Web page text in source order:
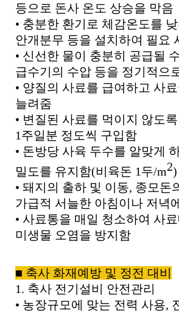
등으로 돈사 온도 상승을 막음
• 충분한 환기로 체감온도를 낮
안개분무 등을 설치하여 필요
• 신선한 물이 충분히 공급될
급수기의 수압 등을 정기적으
• 양질의 사료를 급여하고 사
늘려줌
• 변질된 사료를 먹이지 않도
1주일분 정도씩 구입함
• 돈방당 사육 두수를 알맞게
밀도를 유지함(비육돈 1두/m2)
• 돼지의 출하 및 이동, 종모돈
가급적 서늘한 아침이나 저녁
• 사료통을 매일 청소하여 사
미생물 오염을 방지함
■ 축사 화재예방 및 정전 대비
1. 축사 전기설비 안전관리
• 농장규모에 맞는 전력 사용,